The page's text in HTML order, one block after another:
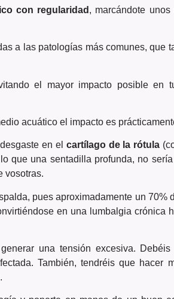
con regularidad , marcándote
a las patologías más comunes, que
el mayor impacto posible en
acuático el impacto es
en el cartílago de la rótula
que una sentadilla profunda, no
vosotras.
pues aproximadamente un 70%
en una lumbalgia crónica
una tensión excesiva. Debéis
También, tendréis que hacer